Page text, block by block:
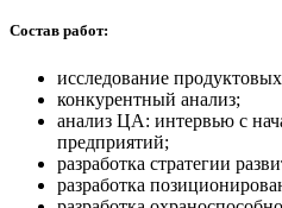
Состав работ:
исследование
конкурентный анализ;
анализ ЦА: интервью с
предприятий;
разработка стратегии
разработка